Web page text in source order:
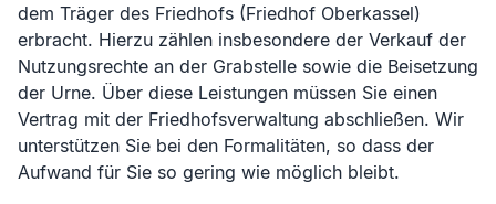
dem Träger des Friedhofs (Friedhof Oberkassel)
erbracht. Hierzu zählen insbesondere der Verkauf der
Nutzungsrechte an der Grabstelle sowie die Beisetzung
der Urne. Über diese Leistungen müssen Sie einen
Vertrag mit der Friedhofsverwaltung abschließen. Wir
unterstützen Sie bei den Formalitäten, so dass der
Aufwand für Sie so gering wie möglich bleibt.